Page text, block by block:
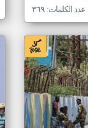
عدد الكلمات: ٣٦٩